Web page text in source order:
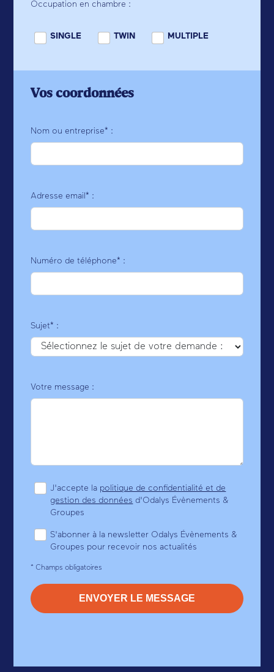
Occupation en chambre :
SINGLE TWIN MULTIPLE
Vos coordonnées
Nom ou entreprise* :
Adresse email* :
Numéro de téléphone* :
Sujet* :
Votre message :
J'accepte la politique de confidentialité et de
gestion des données d'Odalys Évènements &
Groupes
S'abonner à la newsletter Odalys Évènements &
Groupes pour recevoir nos actualités
* Champs obligatoires